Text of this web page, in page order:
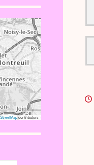
contributors